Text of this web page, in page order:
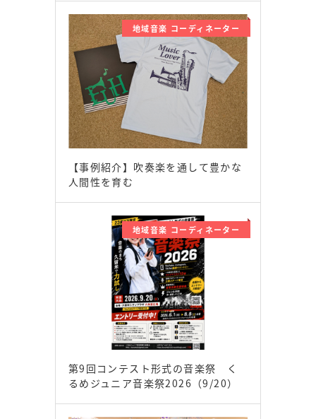
地域音楽 コーディネーター
【事例紹介】吹奏楽を通して豊かな
人間性を育む
地域音楽 コーディネーター
第9回コンテスト形式の音楽祭 く
るめジュニア音楽祭2026（9/20）